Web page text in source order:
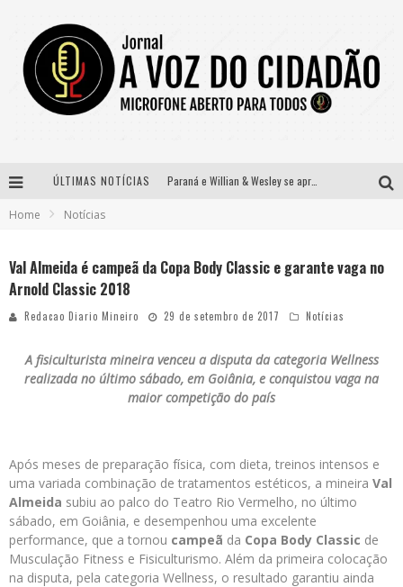
ÚLTIMAS NOTÍCIAS Paraná e Willian & Wesley se apresentam no Carretão Trevo Contagem nesta sexta-feira
Home Notícias
Val Almeida é campeã da Copa Body Classic e garante vaga no
Arnold Classic 2018
Redacao Diario Mineiro 29 de setembro de 2017 Notícias
A fisiculturista mineira venceu a disputa da categoria Wellness
realizada no último sábado, em Goiânia, e conquistou vaga na
maior competição do país
Após meses de preparação física, com dieta, treinos intensos e
uma variada combinação de tratamentos estéticos, a mineira Val
Almeida subiu ao palco do Teatro Rio Vermelho, no último
sábado, em Goiânia, e desempenhou uma excelente
performance, que a tornou campeã da Copa Body Classic de
Musculação Fitness e Fisiculturismo. Além da primeira colocação
na disputa, pela categoria Wellness, o resultado garantiu ainda